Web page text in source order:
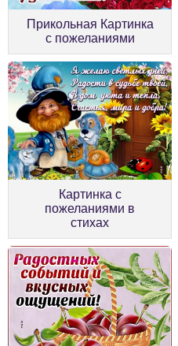
Прикольная Картинка
с пожеланиями
Картинка с
пожеланиями в
стихах